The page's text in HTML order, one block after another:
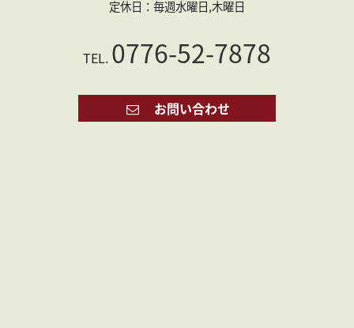
定休日：毎週水曜日,木曜日
TEL. 0776-52-7878
お問い合わせ